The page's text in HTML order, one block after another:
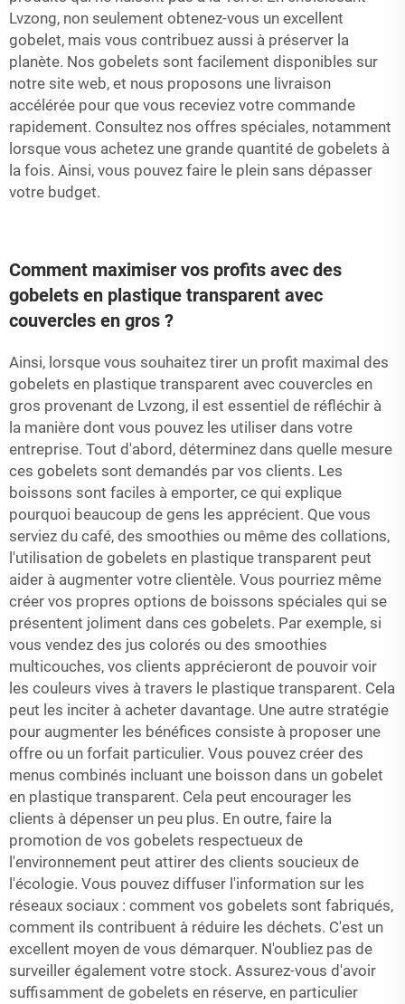
Lvzong, non seulement obtenez-vous un excellent
gobelet, mais vous contribuez aussi à préserver la
planète. Nos gobelets sont facilement disponibles sur
notre site web, et nous proposons une livraison
accélérée pour que vous receviez votre commande
rapidement. Consultez nos offres spéciales, notamment
lorsque vous achetez une grande quantité de gobelets à
la fois. Ainsi, vous pouvez faire le plein sans dépasser
votre budget.
Comment maximiser vos profits avec des
gobelets en plastique transparent avec
couvercles en gros ?
Ainsi, lorsque vous souhaitez tirer un profit maximal des
gobelets en plastique transparent avec couvercles en
gros provenant de Lvzong, il est essentiel de réfléchir à
la manière dont vous pouvez les utiliser dans votre
entreprise. Tout d'abord, déterminez dans quelle mesure
ces gobelets sont demandés par vos clients. Les
boissons sont faciles à emporter, ce qui explique
pourquoi beaucoup de gens les apprécient. Que vous
serviez du café, des smoothies ou même des collations,
l'utilisation de gobelets en plastique transparent peut
aider à augmenter votre clientèle. Vous pourriez même
créer vos propres options de boissons spéciales qui se
présentent joliment dans ces gobelets. Par exemple, si
vous vendez des jus colorés ou des smoothies
multicouches, vos clients apprécieront de pouvoir voir
les couleurs vives à travers le plastique transparent. Cela
peut les inciter à acheter davantage. Une autre stratégie
pour augmenter les bénéfices consiste à proposer une
offre ou un forfait particulier. Vous pouvez créer des
menus combinés incluant une boisson dans un gobelet
en plastique transparent. Cela peut encourager les
clients à dépenser un peu plus. En outre, faire la
promotion de vos gobelets respectueux de
l'environnement peut attirer des clients soucieux de
l'écologie. Vous pouvez diffuser l'information sur les
réseaux sociaux : comment vos gobelets sont fabriqués,
comment ils contribuent à réduire les déchets. C'est un
excellent moyen de vous démarquer. N'oubliez pas de
surveiller également votre stock. Assurez-vous d'avoir
suffisamment de gobelets en réserve, en particulier